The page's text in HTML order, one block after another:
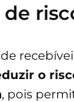
o
, pois